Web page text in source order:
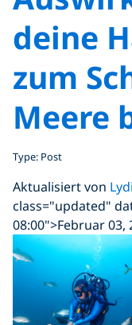
deine
zum
Meere
Type: Post
Aktualisiert von
class="updated"
08:00">Februar 03,